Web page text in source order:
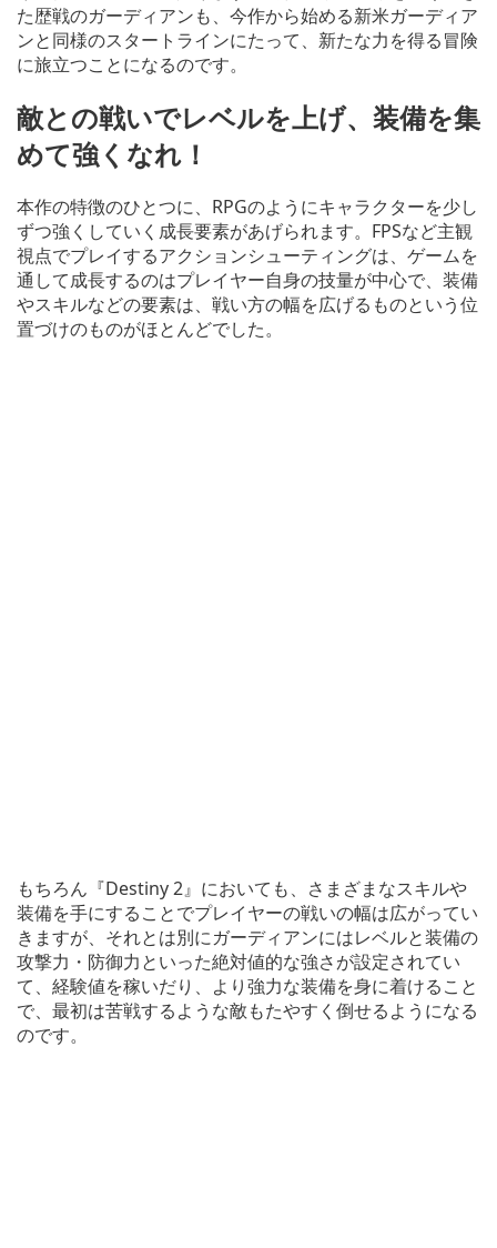
た歴戦のガーディアンも、今作から始める新米ガーディア
ンと同様のスタートラインにたって、新たな力を得る冒険
に旅立つことになるのです。
敵との戦いでレベルを上げ、装備を集
めて強くなれ！
本作の特徴のひとつに、RPGのようにキャラクターを少し
ずつ強くしていく成長要素があげられます。FPSなど主観
視点でプレイするアクションシューティングは、ゲームを
通して成長するのはプレイヤー自身の技量が中心で、装備
やスキルなどの要素は、戦い方の幅を広げるものという位
置づけのものがほとんどでした。
もちろん『Destiny 2』においても、さまざまなスキルや
装備を手にすることでプレイヤーの戦いの幅は広がってい
きますが、それとは別にガーディアンにはレベルと装備の
攻撃力・防御力といった絶対値的な強さが設定されてい
て、経験値を稼いだり、より強力な装備を身に着けること
で、最初は苦戦するような敵もたやすく倒せるようになる
のです。